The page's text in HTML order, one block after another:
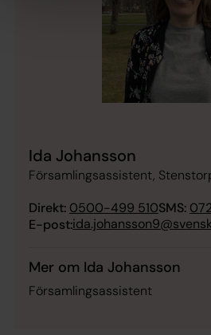
Ida Johansson
Församlingsassistent,
Direkt: 0500-499 510SMS:
E-post:
Mer om Ida Johansson
Församlingsassistent